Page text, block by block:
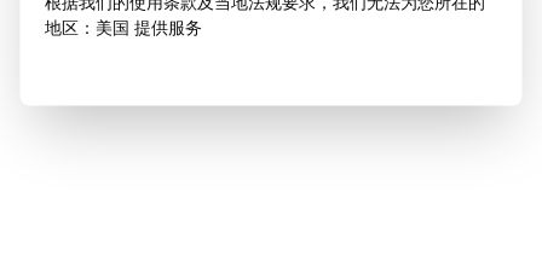
地区：美国 提供服务